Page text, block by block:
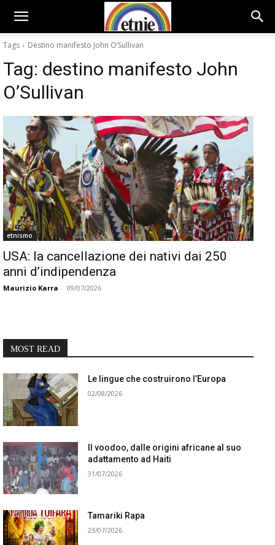
Tags Destino manifesto John O’Sullivan
Tag: destino manifesto John
O’Sullivan
etnismo
USA: la cancellazione dei nativi dai 250
anni d’indipendenza
Maurizio Karra - 09/07/2026
MOST READ
Le lingue che costruirono l’Europa
02/08/2026
Il voodoo, dalle origini africane al suo
adattamento ad Haiti
31/07/2026
Tamariki Rapa
23/07/2026